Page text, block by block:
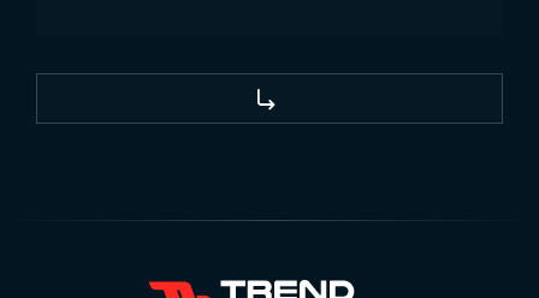
défilés,événements promotionnelset
campagnes publicitaires. Il convient aussi bien
l’unité du peuple turkmène.